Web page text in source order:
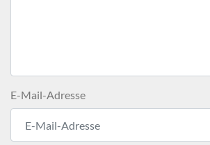
E-Mail-Adresse